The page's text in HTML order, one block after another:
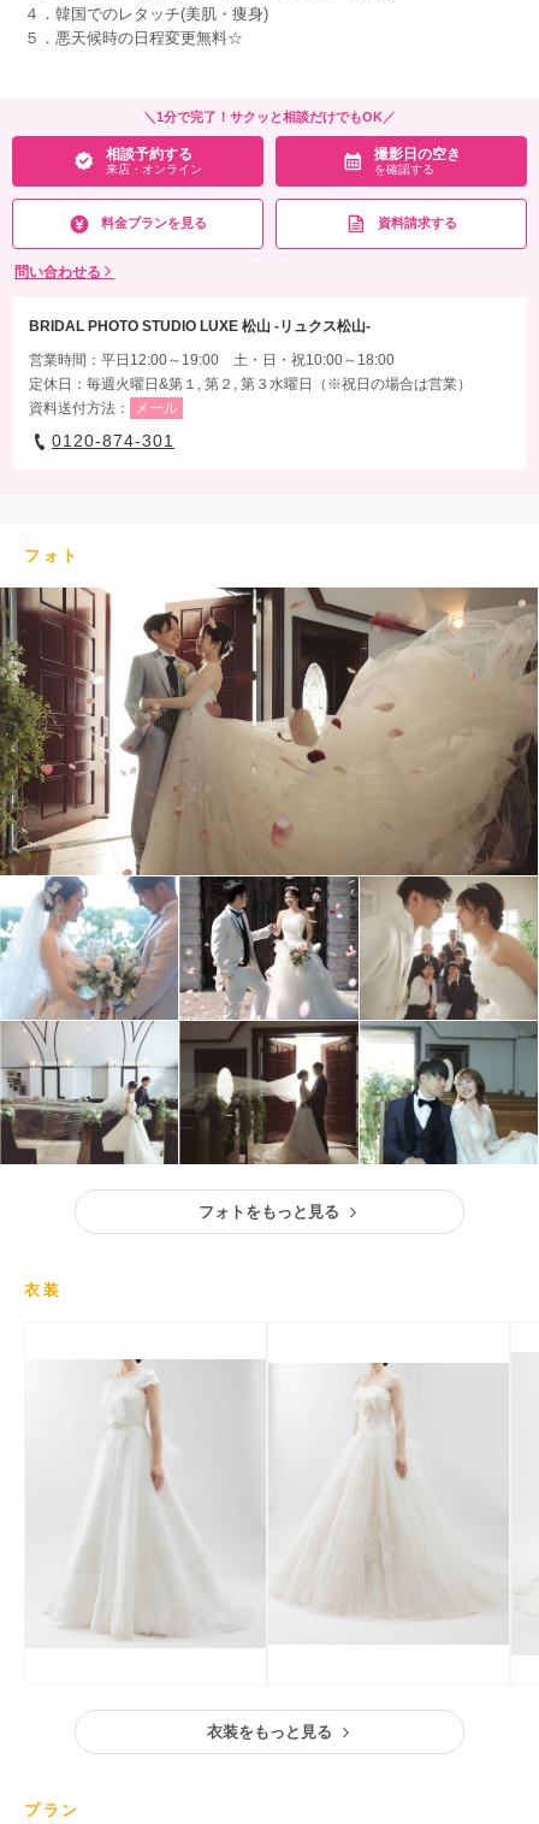
４．韓国でのレタッチ(美肌・痩身)
５．悪天候時の日程変更無料☆
＼1分で完了！サクッと相談だけでもOK／
相談予約する
来店・オンライン
撮影日の空き
を確認する
料金プランを見る 資料請求する
問い合わせる
BRIDAL PHOTO STUDIO LUXE 松山 -リュクス松山-
営業時間：平日12:00～19:00 土・日・祝10:00～18:00
定休日：毎週火曜日&第１, 第２, 第３水曜日（※祝日の場合は営業）
資料送付方法：
メール
0120-874-301
フォト
フォトをもっと見る
衣装
衣装をもっと見る
プラン